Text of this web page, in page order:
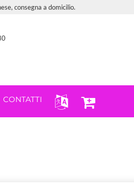
consegna a domicilio.
CONTATTI